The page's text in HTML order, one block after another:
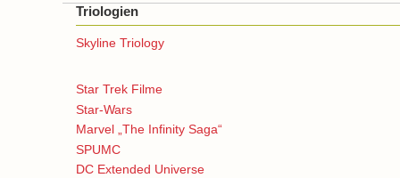
Triologien
Skyline Triology
Star Trek Filme
Star-Wars
Marvel „The Infinity Saga“
SPUMC
DC Extended Universe